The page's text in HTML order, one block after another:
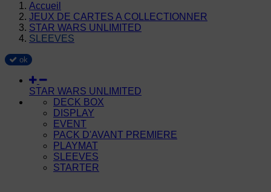
Accueil
JEUX DE CARTES A COLLECTIONNER
STAR WARS UNLIMITED
SLEEVES
ok
STAR WARS UNLIMITED
DECK BOX
DISPLAY
EVENT
PACK D'AVANT PREMIERE
PLAYMAT
SLEEVES
STARTER